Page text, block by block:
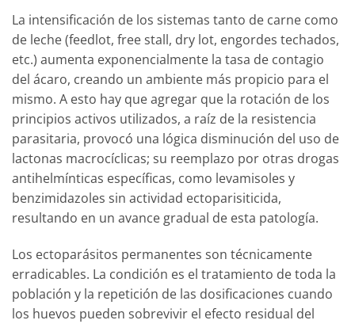
La intensificación de los sistemas tanto de carne como
de leche (feedlot, free stall, dry lot, engordes techados,
etc.) aumenta exponencialmente la tasa de contagio
del ácaro, creando un ambiente más propicio para el
mismo. A esto hay que agregar que la rotación de los
principios activos utilizados, a raíz de la resistencia
parasitaria, provocó una lógica disminución del uso de
lactonas macrocíclicas; su reemplazo por otras drogas
antihelmínticas específicas, como levamisoles y
benzimidazoles sin actividad ectoparisiticida,
resultando en un avance gradual de esta patología.
Los ectoparásitos permanentes son técnicamente
erradicables. La condición es el tratamiento de toda la
población y la repetición de las dosificaciones cuando
los huevos pueden sobrevivir el efecto residual del